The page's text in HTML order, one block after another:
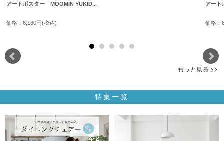
アートポスター MOOMIN YUKID...
価格：6,160円(税込)
アー
価格：
特集一覧